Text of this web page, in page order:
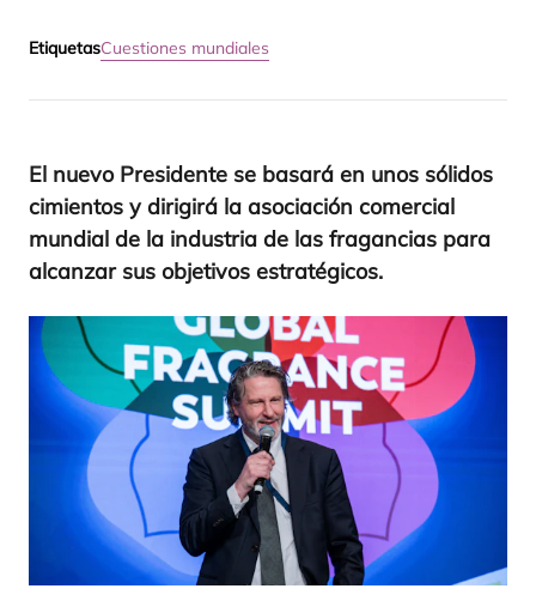
EtiquetasCuestiones mundiales
El nue­vo Pre­si­den­te se basa­rá en unos sóli­dos
cimien­tos y diri­gi­rá la aso­cia­ción comer­cial
mun­dial de la indus­tria de las fra­gan­cias para
alcan­zar sus obje­ti­vos estratégicos.